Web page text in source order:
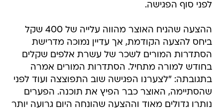
לפני סוף הפגישה.
ההצעה שהניח האוצר מהווה עלייה של 400 שקל
ביחס להצעה הקודמת, אך עדיין נמוכה מדרישת
הסתדרות המורים לשכר של עשרת אלפים שקלים
בחודש למורה מתחיל. הסתדרות המורים אמרה
בתגובתה: "לצערנו הפגישה שוב התפוצצה ועוד לפני
שהסתיימה, האוצר כבר הפיץ את תוכנה. הפערים
נותרו גדולים מאוד וההצעה שהונחה היום גרועה יותר